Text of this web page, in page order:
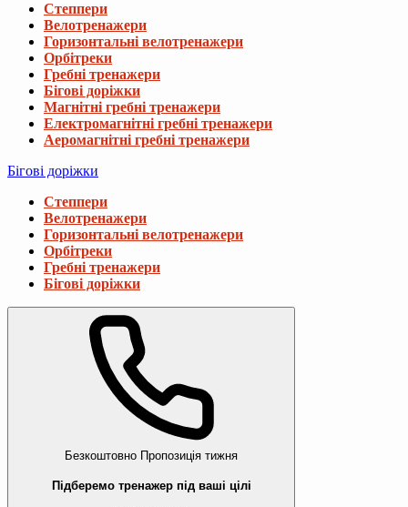
Степпери
Велотренажери
Горизонтальні велотренажери
Орбітреки
Гребні тренажери
Бігові доріжки
Магнітні гребні тренажери
Електромагнітні гребні тренажери
Аеромагнітні гребні тренажери
Бігові доріжки
Степпери
Велотренажери
Горизонтальні велотренажери
Орбітреки
Гребні тренажери
Бігові доріжки
Безкоштовно Пропозиція тижня
Підберемо тренажер під ваші цілі